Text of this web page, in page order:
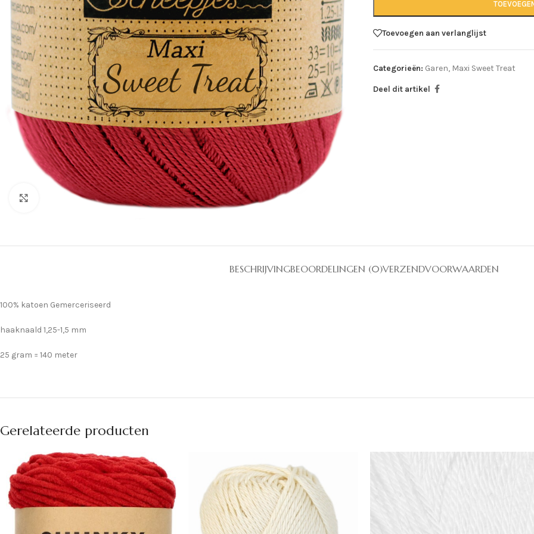
Klik om te vergroten
Toevoegen aan verlanglijst
Categorieën: Garen, Maxi Sweet Treat
Deel dit artikel
BESCHRIJVINGBEOORDELINGEN (0)VERZENDVOORWAARDEN
100% katoen Gemerceriseerd
haaknaald 1,25-1,5 mm
25 gram = 140 meter
Gerelateerde producten